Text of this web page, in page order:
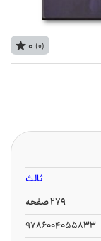
0 (0)
ثالث
279 صفحه
9786004055833